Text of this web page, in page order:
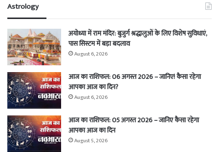
Astrology
अयोध्या में राम मंदिर: बुजुर्ग श्रद्धालुओं के लिए विशेष सुविधाएं,
पास सिस्टम में बड़ा बदलाव
August 6, 2026
आज का राशिफल: 06 अगस्त 2026 – जानिए! कैसा रहेगा
आपका आज का दिन?
August 6, 2026
आज का राशिफल: 05 अगस्त 2026 – जानिए कैसा रहेगा
आपका आज का दिन
August 5, 2026